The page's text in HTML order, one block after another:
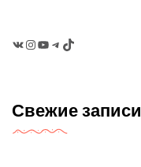
Instagram
YouTubeTelegram
TikTok
Свежие записи